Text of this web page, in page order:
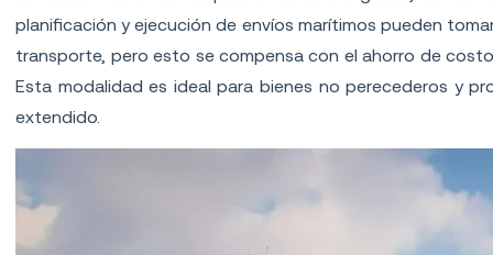
planificación y ejecución de envíos marítimos pueden
transporte, pero esto se compensa con el ahorro de
Esta modalidad es ideal para bienes no perecederos y
extendido.